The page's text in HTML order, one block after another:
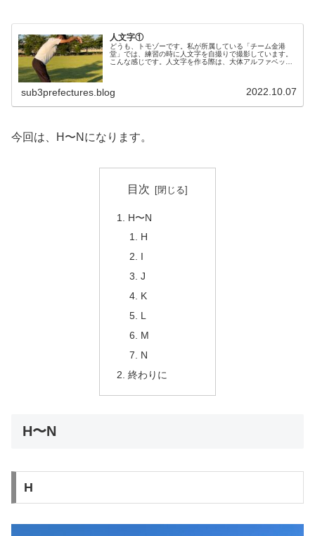
人文字①
どうも、トモゾーです。私が所属している「チーム金港
堂」では、練習の時に人文字を自撮りで撮影しています。
こんな感じです。人文字を作る際は、大体アルファベット
sub3prefectures.blog 2022.10.07
今回は、H〜Nになります。
目次
H〜N
H
I
J
K
L
M
N
終わりに
H〜N
H